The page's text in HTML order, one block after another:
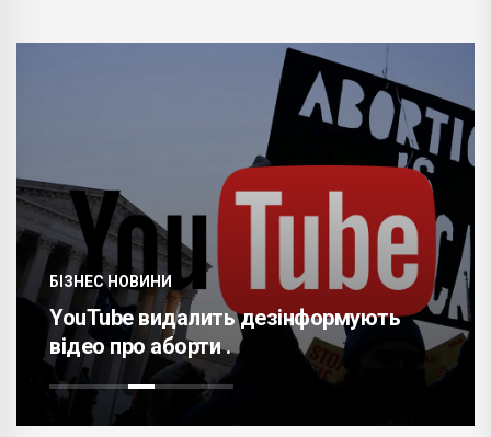
БІЗНЕС НОВИНИ
YouTube видалить дезінформують
відео про аборти .